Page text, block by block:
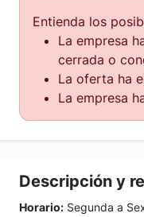
Entienda los
La empresa
cerrada o
La oferta ha
La empresa
Descripción y
Horario: Segunda a